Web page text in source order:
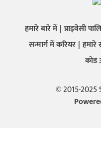
हमारे बारे में प्राइवेसी
सन्मार्ग में करियर हमारे
© 2015-2025